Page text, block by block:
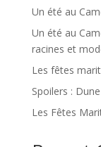
Un été au
Un été au
racines et
Les fêtes
Spoilers :
Les Fêtes